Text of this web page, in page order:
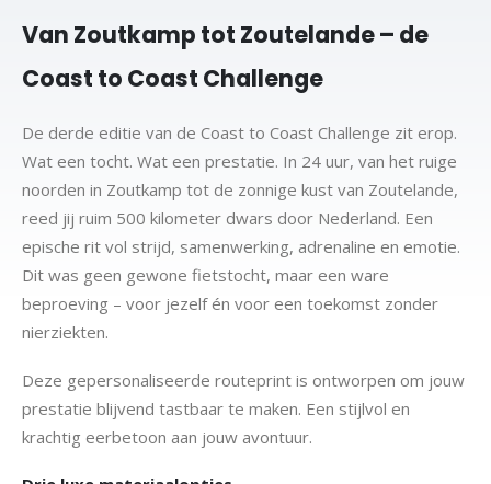
Van Zoutkamp tot Zoutelande – de
Coast to Coast Challenge
De derde editie van de Coast to Coast Challenge zit erop.
Wat een tocht. Wat een prestatie. In 24 uur, van het ruige
noorden in Zoutkamp tot de zonnige kust van Zoutelande,
reed jij ruim 500 kilometer dwars door Nederland. Een
epische rit vol strijd, samenwerking, adrenaline en emotie.
Dit was geen gewone fietstocht, maar een ware
beproeving – voor jezelf én voor een toekomst zonder
nierziekten.
Deze gepersonaliseerde routeprint is ontworpen om jouw
prestatie blijvend tastbaar te maken. Een stijlvol en
krachtig eerbetoon aan jouw avontuur.